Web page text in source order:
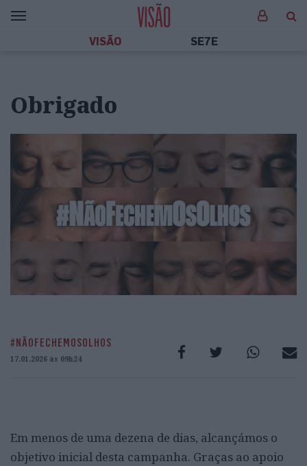
VISÃO SE7E
Obrigado
#NÃOFECHEMOSOLHOS
17.01.2026 às 09h24
Em menos de uma dezena de dias, alcançámos o
objetivo inicial desta campanha. Graças ao apoio